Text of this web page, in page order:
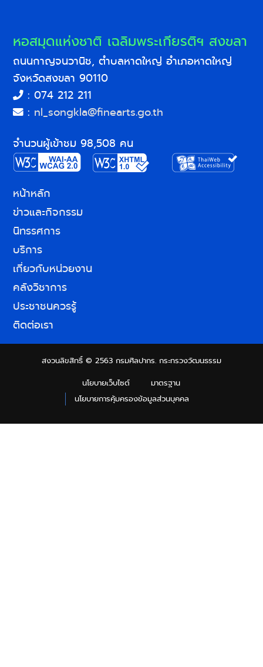
หอสมุดแห่งชาติ เฉลิมพระเกียรติฯ สงขลา
ถนนกาญจนวานิช, ตำบลหาดใหญ่ อำเภอหาดใหญ่
จังหวัดสงขลา 90110
: 074 212 211
: nl_songkla@finearts.go.th
จำนวนผู้เข้าชม 98,508 คน
หน้าหลัก
ข่าวและกิจกรรม
นิทรรศการ
บริการ
เกี่ยวกับหน่วยงาน
คลังวิชาการ
ประชาชนควรรู้
ติดต่อเรา
สงวนลิขสิทธิ์ © 2563 กรมศิลปากร. กระทรวงวัฒนธรรม
นโยบายเว็บไซต์
มาตรฐาน
นโยบายการคุ้มครองข้อมูลส่วนบุคคล